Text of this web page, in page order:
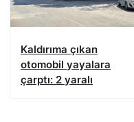
Kaldırıma çıkan
otomobil yayalara
çarptı: 2 yaralı